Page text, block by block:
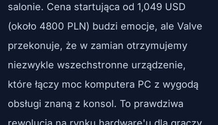
salonie. Cena startująca od 1,049 USD
(około 4800 PLN) budzi emocje, ale Valve
przekonuje, że w zamian otrzymujemy
niezwykle wszechstronne urządzenie,
które łączy moc komputera PC z wygodą
obsługi znaną z konsol. To prawdziwa